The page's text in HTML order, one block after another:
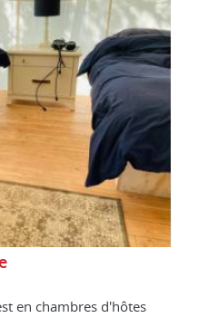
en chambres d'hôtes